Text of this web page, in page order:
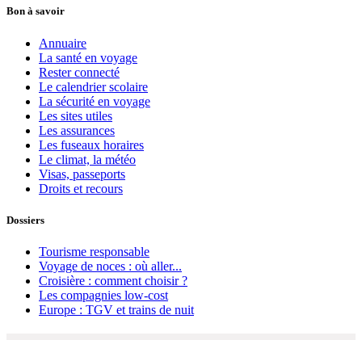
Bon à savoir
Annuaire
La santé en voyage
Rester connecté
Le calendrier scolaire
La sécurité en voyage
Les sites utiles
Les assurances
Les fuseaux horaires
Le climat, la météo
Visas, passeports
Droits et recours
Dossiers
Tourisme responsable
Voyage de noces : où aller...
Croisière : comment choisir ?
Les compagnies low-cost
Europe : TGV et trains de nuit